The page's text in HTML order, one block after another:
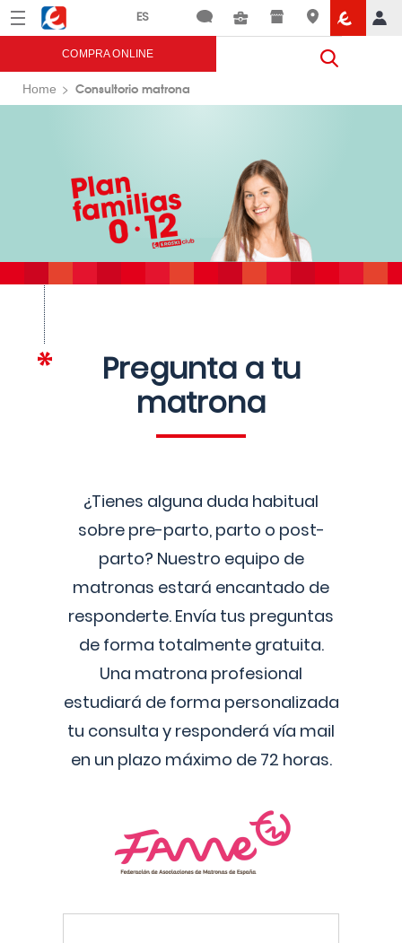
Menú Eroski
COMPRA ONLINE
Home Consultorio matrona
Pregunta a tu
matrona
¿Tienes alguna duda habitual
sobre pre-parto, parto o post-
parto? Nuestro equipo de
matronas estará encantado de
responderte. Envía tus preguntas
de forma totalmente gratuita.
Una matrona profesional
estudiará de forma personalizada
tu consulta y responderá vía mail
en un plazo máximo de 72 horas.